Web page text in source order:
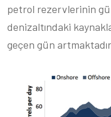
petrol rezervlerinin
denizaltındaki
geçen gün